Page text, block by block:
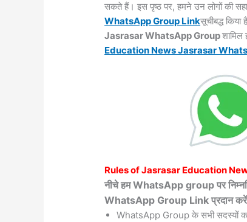
सकते हैं। इस पृष्ठ पर, हमने उन लोगों की
WhatsApp Group Linkसूचीबद्ध किया
Jasrasar WhatsApp Groupशामिल
Education News Jasrasar
Rules ofJasrasar Education
नीचे हम WhatsApp group पर
WhatsApp Group Link प्रदान
WhatsApp Group के सभी सदस्यों